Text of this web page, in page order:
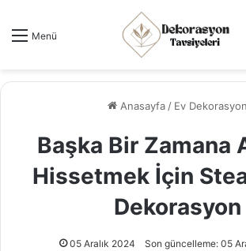
Menü
Anasayfa / Ev Dekorasyon
Başka Bir Zamana
Hissetmek İçin
Dekorasyon
05 Aralık 2024 Son güncelleme: 05